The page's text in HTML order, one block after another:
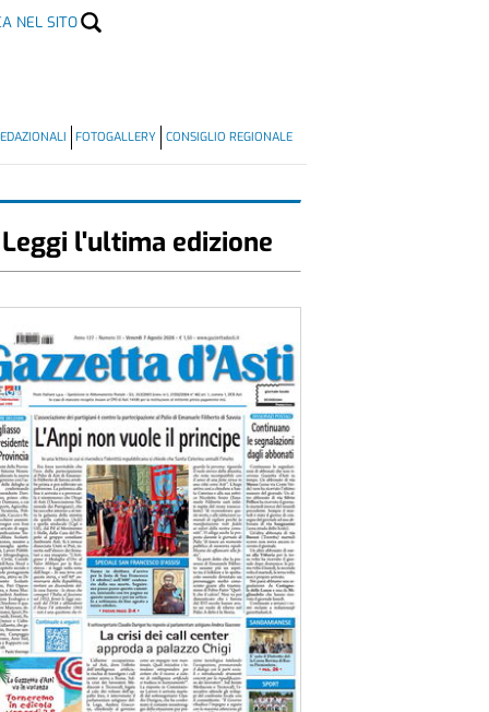
NEL SITO
FOTOGALLERY CONSIGLIO REGIONALE
Leggi l'ultima edizione